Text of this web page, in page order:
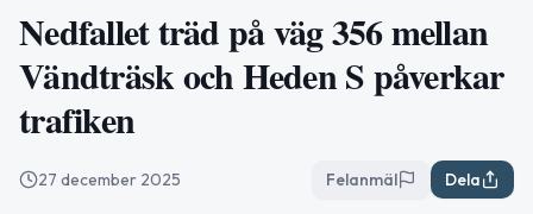
Nedfallet träd på väg 356 mellan
Vändträsk och Heden S påverkar
trafiken
27 december 2025 Felanmäl Dela